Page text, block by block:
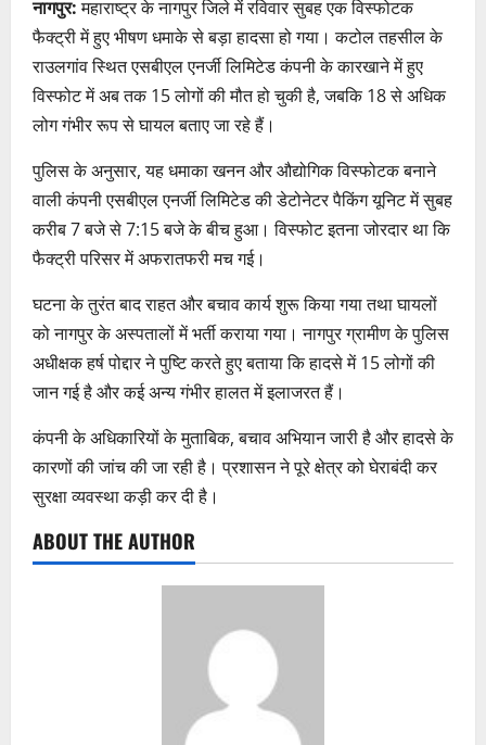
नागपुर:महाराष्ट्र के नागपुर जिले में रविवार सुबह एक विस्फोटक
फैक्ट्री में हुए भीषण धमाके से बड़ा हादसा हो गया। कटोल तहसील के
राउलगांव स्थित एसबीएल एनर्जी लिमिटेड कंपनी के कारखाने में हुए
विस्फोट में अब तक 15 लोगों की मौत हो चुकी है, जबकि 18 से अधिक
लोग गंभीर रूप से घायल बताए जा रहे हैं।
पुलिस के अनुसार, यह धमाका खनन और औद्योगिक विस्फोटक बनाने
वाली कंपनी एसबीएल एनर्जी लिमिटेड की डेटोनेटर पैकिंग यूनिट में सुबह
करीब 7 बजे से 7:15 बजे के बीच हुआ। विस्फोट इतना जोरदार था कि
फैक्ट्री परिसर में अफरातफरी मच गई।
घटना के तुरंत बाद राहत और बचाव कार्य शुरू किया गया तथा घायलों
को नागपुर के अस्पतालों में भर्ती कराया गया। नागपुर ग्रामीण के पुलिस
अधीक्षक हर्ष पोद्दार ने पुष्टि करते हुए बताया कि हादसे में 15 लोगों की
जान गई है और कई अन्य गंभीर हालत में इलाजरत हैं।
कंपनी के अधिकारियों के मुताबिक, बचाव अभियान जारी है और हादसे के
कारणों की जांच की जा रही है। प्रशासन ने पूरे क्षेत्र को घेराबंदी कर
सुरक्षा व्यवस्था कड़ी कर दी है।
ABOUT THE AUTHOR